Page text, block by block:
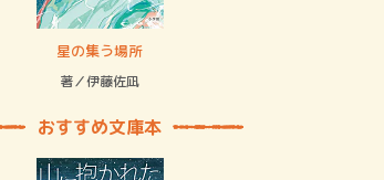
星の集う場所
著／伊藤佐凪
おすすめ文庫本